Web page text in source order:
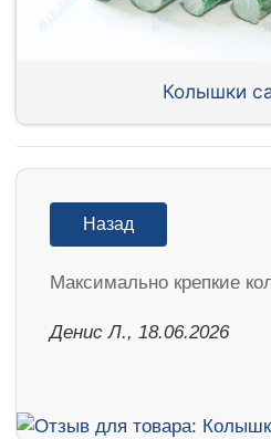
Колышки
Назад
Максимально крепкие
Денис Л., 18.06.2026